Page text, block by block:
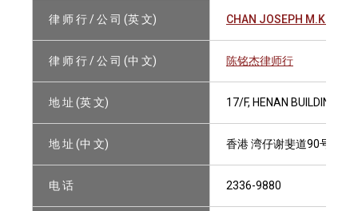
律 师 行 / 公 司 (英 文) CHAN JOSEPH M.K.,
律 师 行 / 公 司 (中 文) 陈铭杰律师行
地 址 (英 文) 17/F, HENAN BUILDING,
地 址 (中 文) 香港 湾仔谢斐道90号 豫
电 话 2336-9880